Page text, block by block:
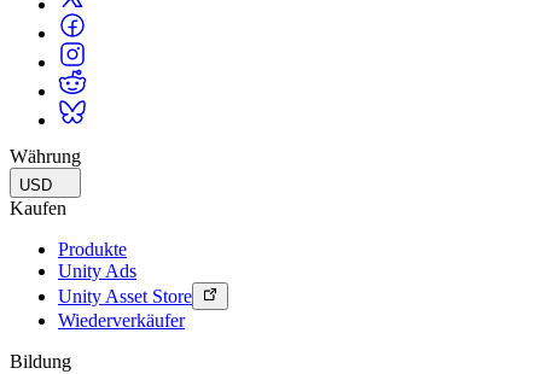
Währung
USD
Kaufen
Produkte
Unity Ads
Unity Asset Store
Wiederverkäufer
Bildung